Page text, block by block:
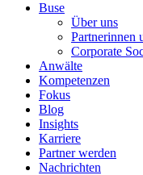
Buse
Über uns
Partnerinnen
Corporate
Anwälte
Kompetenzen
Fokus
Blog
Insights
Karriere
Partner werden
Nachrichten